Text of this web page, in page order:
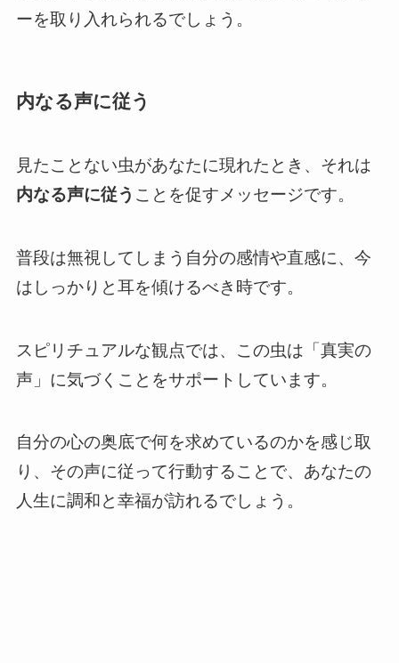
ーを取り入れられるでしょう。
内なる声に従う
見たことない虫があなたに現れたとき、それは
内なる声に従う ことを促すメッセージです。
普段は無視してしまう自分の感情や直感に、今
はしっかりと耳を傾けるべき時です。
スピリチュアルな観点では、この虫は「真実の
声」に気づくことをサポートしています。
自分の心の奥底で何を求めているのかを感じ取
り、その声に従って行動することで、あなたの
人生に調和と幸福が訪れるでしょう。